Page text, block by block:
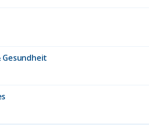
Gesundheit